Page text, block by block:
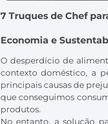
7 Truques de Chef
Economia e
O desperdício de
contexto doméstico, a
principais causas de
que conseguimos
produtos.
No entanto, a solução